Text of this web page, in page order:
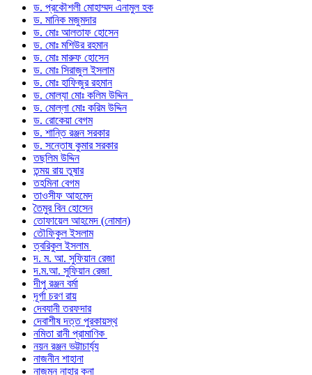
ড. প্রকৌশলী মোহাম্মদ এনামুল হক
ড. মানিক মজুমদার
ড. মোঃ আলতাফ হোসেন
ড. মোঃ মশিউর রহমান
ড. মোঃ মারুফ হোসেন
ড. মোঃ সিরাজুল ইসলাম
ড. মোঃ হাফিজুর রহমান
ড. মোল্যা মোঃ কলিম উদ্দিন
ড. মোল্লা মোঃ করিম উদ্দিন
ড. রোকেয়া বেগম
ড. শান্তি রঞ্জন সরকার
ড. সন্তোষ কুমার সরকার
তছলিম উদ্দিন
তন্ময় রায় তুষার
তহমিনা বেগম
তাওসীফ আহমেদ
তৈমুর বিন হোসেন
তোফায়েল আহমেদ (নোমান)
তৌফিকুল ইসলাম
ত্বরিকুল ইসলাম
দ. ম. আ. সুফিয়ান রেজা
দ.ম.আ. সুফিয়ান রেজা
দীপু রঞ্জন বর্মা
দূর্গা চরণ রায়
দেবযানী তরফদার
দেবাশীষ দত্ত পুরকায়স্থ
নমিতা রানী প্রামাণিক
নয়ন রঞ্জন ভট্টাচার্য্য
নাজনীন শাহানা
নাজমুন নাহার কনা